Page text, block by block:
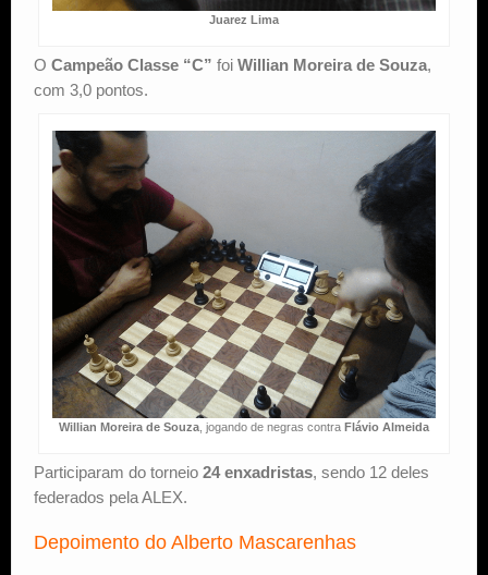
Juarez Lima
O Campeão Classe “C” foi Willian Moreira de Souza,
com 3,0 pontos.
Willian Moreira de Souza, jogando de negras contra Flávio Almeida
Participaram do torneio 24 enxadristas, sendo 12 deles
federados pela ALEX.
Depoimento do Alberto Mascarenhas